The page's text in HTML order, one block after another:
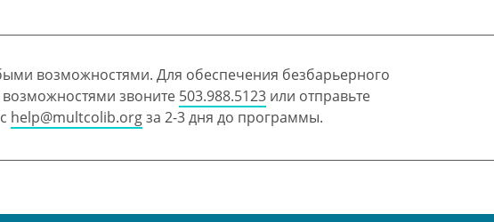
возможностями. Для обеспечения безбарьерного
звоните 503.988.5123 или отправьте
help@multcolib.orgза 2-3 дня до программы.